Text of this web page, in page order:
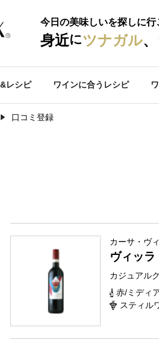
今日の美味しいを探しに行
身近にツナガル
レシピ ワインに合うレシピ
口コミ登録
カーサ・ヴ
ヴィッラ
カジュアル
赤/ミディ
スティル